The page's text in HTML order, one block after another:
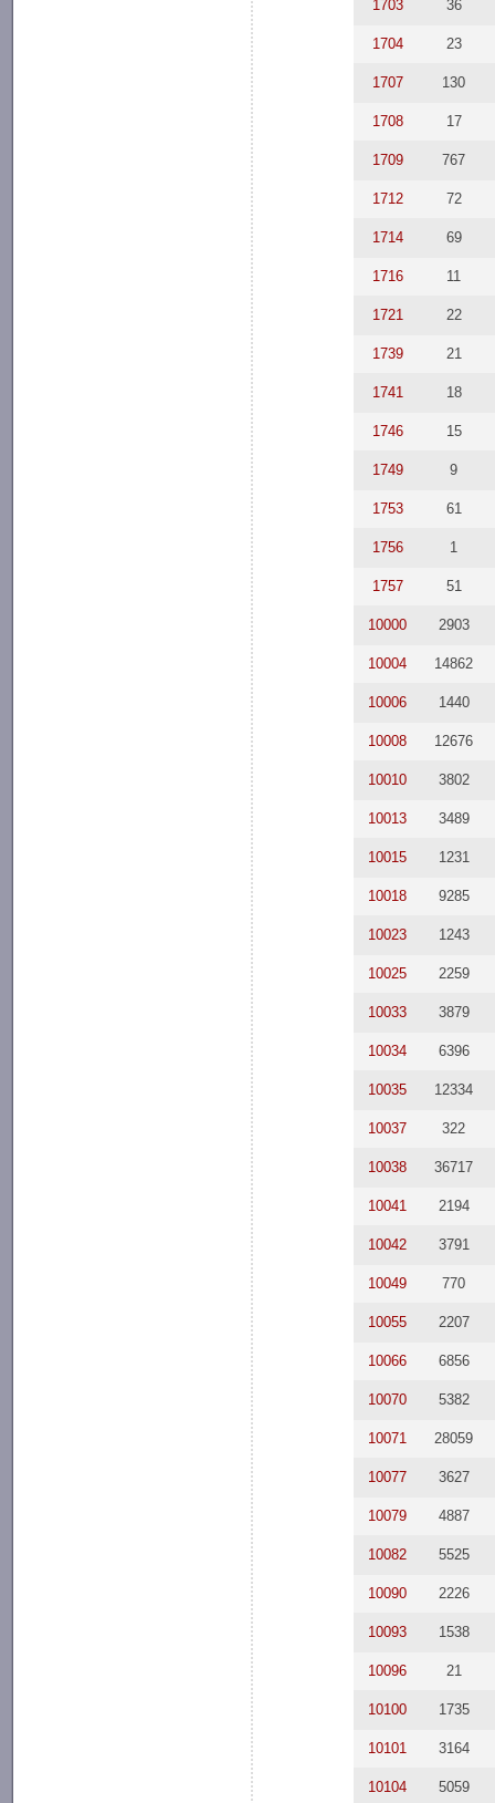
1703 36
1704 23
1707 130
1708 17
1709 767
1712 72
1714 69
1716 11
1721 22
1739 21
1741 18
1746 15
1749 9
1753 61
1756 1
1757 51
10000 2903
10004 14862
10006 1440
10008 12676
10010 3802
10013 3489
10015 1231
10018 9285
10023 1243
10025 2259
10033 3879
10034 6396
10035 12334
10037 322
10038 36717
10041 2194
10042 3791
10049 770
10055 2207
10066 6856
10070 5382
10071 28059
10077 3627
10079 4887
10082 5525
10090 2226
10093 1538
10096 21
10100 1735
10101 3164
10104 5059